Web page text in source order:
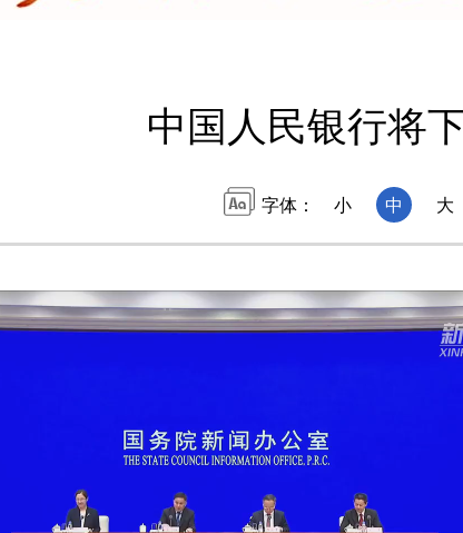
中国人民银行将
字体： 小 中 大